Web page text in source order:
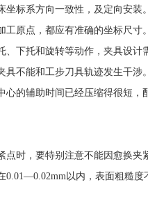
标系方向一致性，及定向安装。
原点，都应有准确的坐标尺寸。
下托和旋转等动作，夹具设计
不能和工步刀具轨迹发生干涉。
的辅助时间已经压缩得很短，
时，要特别注意不能因愈换夹
以内，表面粗糙度